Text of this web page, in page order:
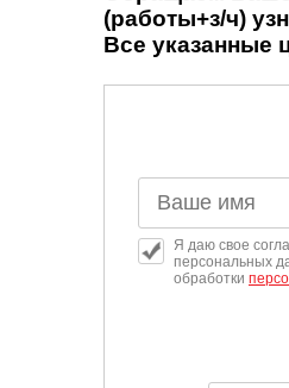
(работы+з/ч)
Все указанные
Я даю свое
персональных
обработки